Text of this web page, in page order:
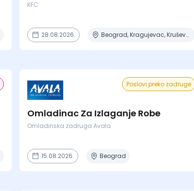
KFC
28.08.2026. Beograd, Kragujevac, Kruševac, Lapovo, Niš + 4 mesta
Poslovi preko zadruge
Omladinac Za Izlaganje Robe
Omladinska zadruga Avala
15.08.2026. Beograd